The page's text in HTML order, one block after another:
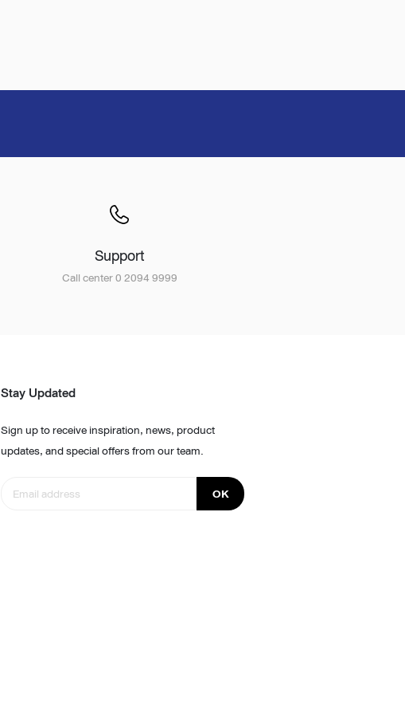
Support
Call center 0 2094 9999
Stay Updated
Sign up to receive inspiration, news, product
updates, and special offers from our team.
OK